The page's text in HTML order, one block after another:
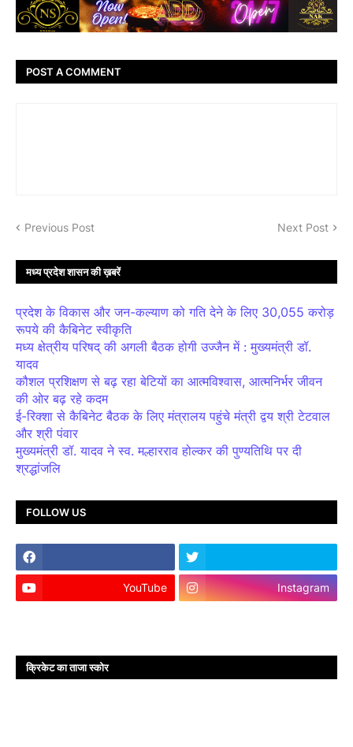
POST A COMMENT
Previous Post Next Post
मध्य प्रदेश शासन की ख़बरें
प्रदेश के विकास और जन-कल्याण को गति देने के लिए 30,055 करोड़
रूपये की कैबिनेट स्वीकृति
मध्य क्षेत्रीय परिषद् की अगली बैठक होगी उज्जैन में : मुख्यमंत्री डॉ.
यादव
कौशल प्रशिक्षण से बढ़ रहा बेटियों का आत्मविश्वास, आत्मनिर्भर जीवन
की ओर बढ़ रहे कदम
ई-रिक्शा से कैबिनेट बैठक के लिए मंत्रालय पहुंचे मंत्री द्वय श्री टेटवाल
और श्री पंवार
मुख्यमंत्री डॉ. यादव ने स्व. मल्हारराव होल्कर की पुण्यतिथि पर दी
श्रद्धांजलि
FOLLOW US
YouTube Instagram
क्रिकेट का ताजा स्कोर